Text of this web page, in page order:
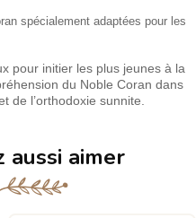
spécialement adaptées pour les
pour initier les plus jeunes à la
du Noble Coran dans
de l’orthodoxie sunnite.
aussi aimer